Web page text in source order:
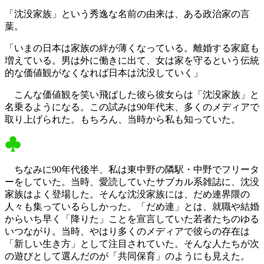
「沈没家族」という秀逸な名前の由来は、ある政治家の言
葉。
「いまの日本は家族の絆が薄くなっている。離婚する家庭も
増えている。男は外に働きに出て、女は家を守るという伝統
的な価値観がなくなれば日本は沈没していく」
こんな価値観を笑い飛ばした彼ら彼女らは「沈没家族」と
名乗るようになる。この試みは90年代末、多くのメディアで
取り上げられた。もちろん、当時から私も知っていた。
ちなみに90年代後半、私は東中野の隣駅・中野でフリータ
ーをしていた。当時、愛読していたサブカル系雑誌に、沈没
家族はよく登場した。そんな沈没家族には、だめ連界隈の
人々も集っているらしかった。「だめ連」とは、就職や結婚
からいち早く「降りた」ことを宣言していた若者たちのゆる
いつながり。当時、やはり多くのメディアで彼らの存在は
「新しい生き方」として注目されていた。そんな人たちが次
の遊びとして選んだのが「共同保育」のようにも見えた。